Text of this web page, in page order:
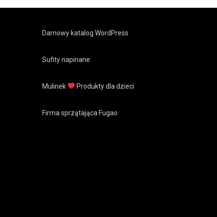
Darnowy katalog WordPress
Sufity napinane
Mulinek Produkty dla dzieci
Firma sprzątająca Fugao